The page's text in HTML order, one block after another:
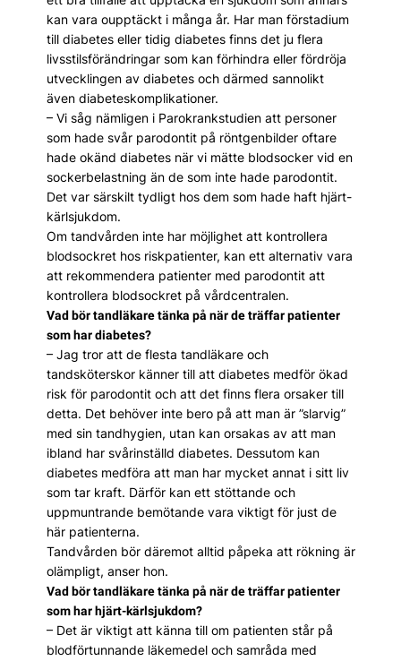
kan vara oupptäckt i många år. Har man förstadium
till diabetes eller tidig diabetes finns det ju flera
livsstilsförändringar som kan förhindra eller fördröja
utvecklingen av diabetes och därmed sannolikt
även diabeteskomplikationer.
– Vi såg nämligen i Parokrank­studien att personer
som hade svår parodontit på röntgenbilder oftare
hade okänd diabetes när vi mätte blodsocker vid en
sockerbelastning än de som inte hade parodontit.
Det var särskilt tydligt hos dem som hade haft hjärt-
kärlsjukdom.
Om tandvården inte har möjlighet att kontrollera
blodsockret hos riskpatienter, kan ett alternativ vara
att rekommendera patienter med parodontit att
kontrollera blodsockret på vårdcentralen.
Vad bör tandläkare tänka på när de träffar patienter
som har diabetes?
– Jag tror att de flesta tandläkare och
tandsköterskor känner till att diabetes medför ökad
risk för parodontit och att det finns flera orsaker till
detta. Det behöver inte bero på att man är ­”slarvig”
med sin tandhygien, utan kan orsakas av att man
ibland har svårinställd diabetes. Dessutom kan
diabetes medföra att man har mycket annat i sitt liv
som tar kraft. Därför kan ett stöttande och
uppmuntrande bemötande vara viktigt för just de
här patienterna.
Tandvården bör däremot alltid påpeka att rökning är
olämpligt, anser hon.
Vad bör tandläkare tänka på när de träffar patienter
som har hjärt-kärlsjukdom?
– Det är viktigt att känna till om patienten står på
blod­förtunnande läkemedel och samråda med